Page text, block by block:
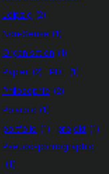
Leipzig (2)
Non-Sense (1)
Organisation (1)
Papier (2) PDF (1)
Philosophie (2)
Polaroid (1)
portfolio (1) projekt (1)
Pseudo-pornographic
(1)